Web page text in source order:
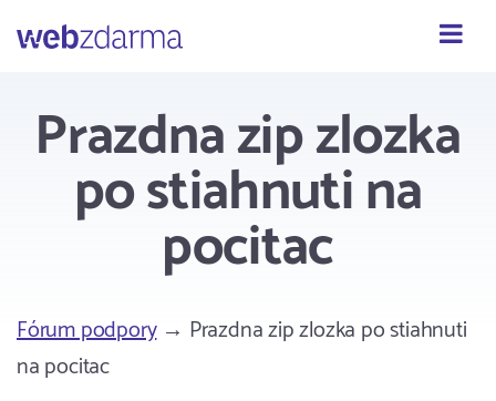
Webzdarma
Prazdna zip zlozka
po stiahnuti na
pocitac
Fórum podpory→ Prazdna zip zlozka po stiahnuti
na pocitac